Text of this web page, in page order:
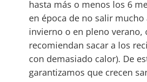
hasta más o menos los 6
en época de no salir mucho
invierno o en pleno verano,
recomiendan sacar a los
con demasiado calor). De
garantizamos que crecen